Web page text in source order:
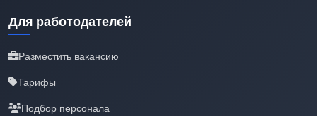
Для работодателей
Разместить вакансию
Тарифы
Подбор персонала